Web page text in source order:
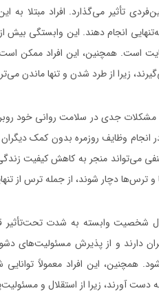
تأثیر می‌گذارد. افراد مبتلا به
انجام دهند. این وابستگی بیش
است. همچنین، این افراد ممکن است
زیرا از طرد شدن و تنها ماندن
مشکلات جدی در سلامت روانی خود
وظایف روزمره بدون کمک دیگران
می‌تواند منجر به کاهش کیفیت
و ترس‌ها دچار شوند، از جمله ترس از
شخصیت وابسته به شدت تحت‌تأثیر
دارند و از پذیرش مسئولیت‌های
این افراد معمولاً توانایی
دست آورند، زیرا از استقلال و